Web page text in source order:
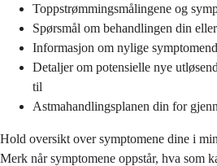
Toppstrømmingsmålingene og
Spørsmål om behandlingen din
Informasjon om nylige
Detaljer om potensielle nye
til
Astmahandlingsplanen din for
Hold oversikt over symptomene dine i
Merk når symptomene oppstår, hva som